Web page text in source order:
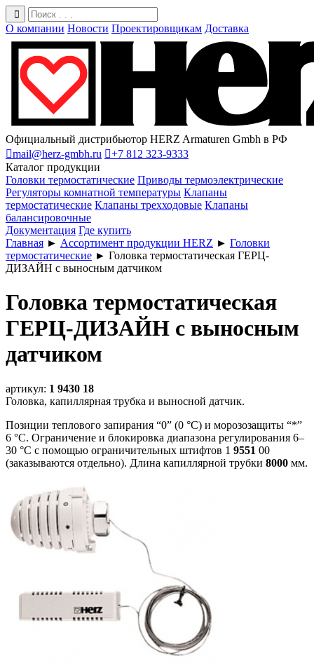
О компании Новости Проектировщикам Доставка
Официальный дистрибьютор HERZ Armaturen Gmbh в РФ
mail@herz-gmbh.ru +7 812 323-9333
Каталог продукции
Головки термостатические Приводы термоэлектрические
Регуляторы комнатной температуры Клапаны
термостатические Клапаны трехходовые Клапаны
балансировочные
Документация Где купить
Главная ► Ассортимент продукции HERZ ► Головки
термостатические ► Головка термостатическая ГЕРЦ-
ДИЗАЙН с выносным датчиком
Головка термостатическая
ГЕРЦ-ДИЗАЙН с выносным
датчиком
артикул: 1 9430 18
Головка, капиллярная трубка и выносной датчик.
Позиции теплового запирания “0” (0 °С) и морозозащиты “*”
6 °С. Ограничение и блокировка диапазона регулирования 6–
30 °С с помощью ограничительных штифтов 1 9551 00
(заказываются отдельно). Длина капиллярной трубки 8000 мм.